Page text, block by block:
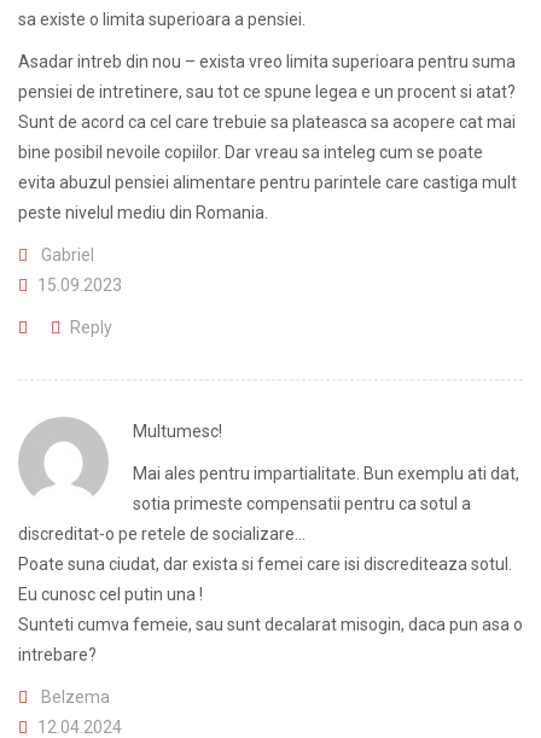
sa existe o limita superioara a pensiei.
Asadar intreb din nou – exista vreo limita superioara pentru suma
pensiei de intretinere, sau tot ce spune legea e un procent si atat?
Sunt de acord ca cel care trebuie sa plateasca sa acopere cat mai
bine posibil nevoile copiilor. Dar vreau sa inteleg cum se poate
evita abuzul pensiei alimentare pentru parintele care castiga mult
peste nivelul mediu din Romania.
Gabriel
15.09.2023
Reply
Multumesc!
Mai ales pentru impartialitate. Bun exemplu ati dat,
sotia primeste compensatii pentru ca sotul a
discreditat-o pe retele de socializare…
Poate suna ciudat, dar exista si femei care isi discrediteaza sotul.
Eu cunosc cel putin una !
Sunteti cumva femeie, sau sunt decalarat misogin, daca pun asa o
intrebare?
Belzema
12.04.2024